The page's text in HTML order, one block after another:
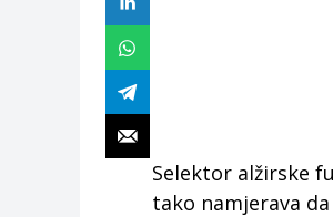
Selektor alžirske
tako namjerava